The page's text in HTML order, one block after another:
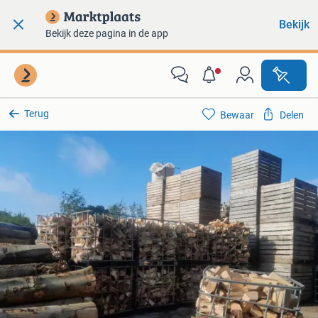
Bekijk deze pagina in de app
Bekijk
Terug Bewaar Delen